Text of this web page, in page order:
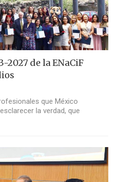
2027 de la ENaCiF
que México
la verdad, que